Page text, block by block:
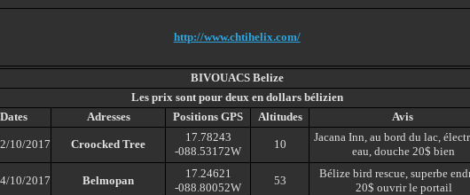
http://www.chtihelix.com/
BIVOUACS Belize
Les prix sont pour deux en dollars bélizien
Dates
Adresses Positions GPS Altitudes Avis
10/2017 Croocked Tree
17.78243
-088.53172W
10
Jacana Inn, au bord du lac,
eau, douche 20$ bien
10/2017 Belmopan
17.24621
-088.80052W
53
Bélize bird rescue, superbe
20$ ouvrir le portail